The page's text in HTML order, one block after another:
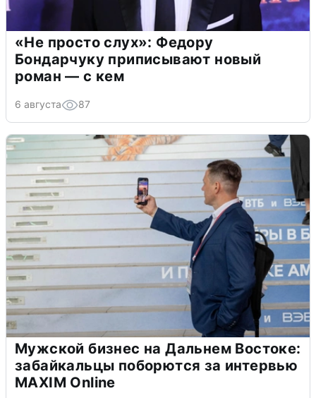
«Не просто слух»: Федору
Бондарчуку приписывают новый
роман — с кем
6 августа 87
Мужской бизнес на Дальнем Востоке:
забайкальцы поборются за интервью
MAXIM Online